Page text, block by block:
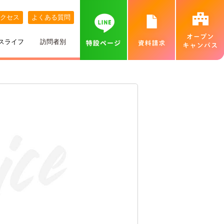
セス よくある質問
講師紹介
めざす職業
ネット出願について
特待生制度
めざす資格
ライフ
カバンの中身紹介
訪問者別
留学生の方へ
個別相談会（オンラインあり）